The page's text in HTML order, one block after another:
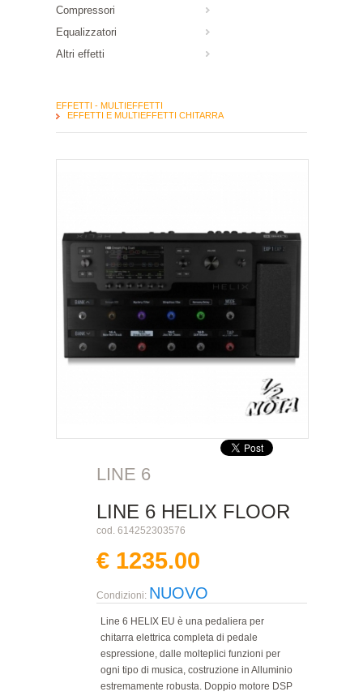
Compressori
Equalizzatori
Altri effetti
EFFETTI - MULTIEFFETTI
EFFETTI E MULTIEFFETTI CHITARRA
LINE 6
LINE 6 HELIX FLOOR
cod. 614252303576
€ 1235.00
Condizioni: NUOVO
Line 6 HELIX EU è una pedaliera per
chitarra elettrica completa di pedale
espressione, dalle molteplici funzioni per
ogni tipo di musica, costruzione in Alluminio
estremamente robusta. Doppio motore DSP